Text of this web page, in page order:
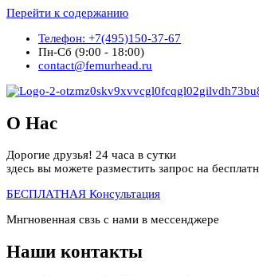
Перейти к содержанию
Телефон: +7(495)150-37-67
Пн-Сб (9:00 - 18:00)
contact@femurhead.ru
О Нас
Дорогие друзья! 24 часа в сутки
здесь вы можете разместить запрос на
БЕСПЛАТНАЯ Консультация
Мнгновенная свзь с нами в мессенджере
Наши контакты